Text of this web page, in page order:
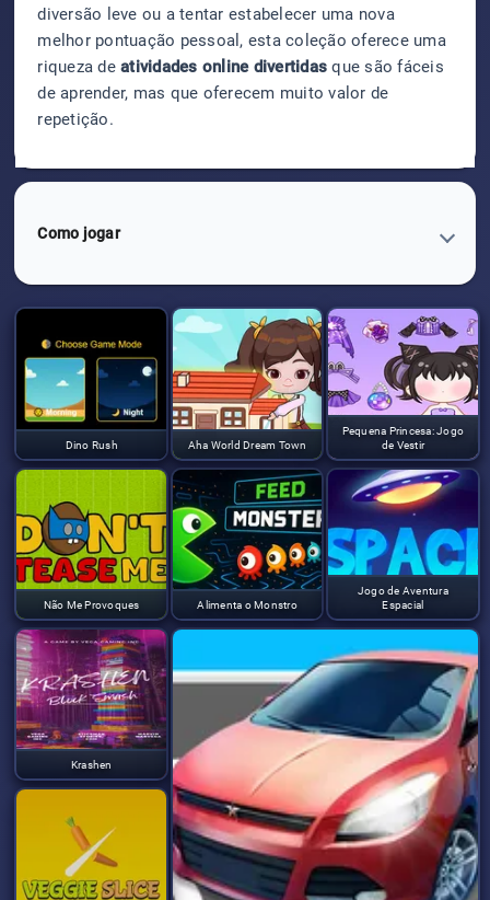
diversão leve ou a tentar estabelecer uma nova
melhor pontuação pessoal, esta coleção oferece uma
riqueza deatividades online divertidas que são fáceis
de aprender, mas que oferecem muito valor de
repetição.
Como jogar
Dino Rush Aha World Dream Town
Pequena Princesa: Jogo
de Vestir
Não Me Provoques Alimenta o Monstro
Jogo de Aventura
Espacial
Krashen